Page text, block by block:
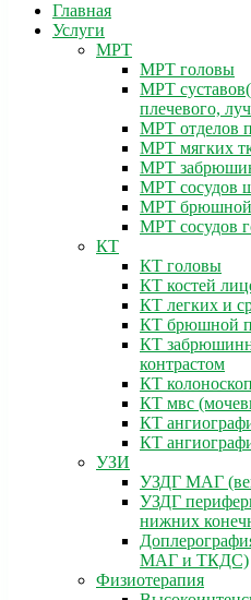
Главная
Услуги
МРТ
МРТ головы
МРТ
плечевого,
МРТ отделов
МРТ мягких
МРТ
МРТ сосудов
МРТ брюшной
МРТ сосудов
КТ
КТ головы
КТ костей
КТ легких и
КТ брюшной
КТ
контрастом
КТ
КТ мвс
КТ
КТ
УЗИ
УЗДГ МАГ
УЗДГ
нижних
МАГ и ТКДС)
Физиотерапия